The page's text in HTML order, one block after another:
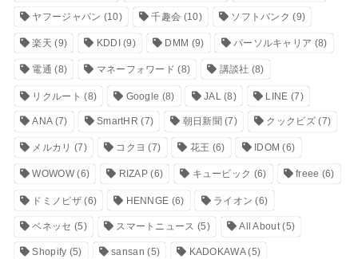
ヤフージャパン (10) 千趣会 (10) ソフトバンク (9)
楽天 (9) KDDI (9) DMM (9) パーソルキャリア (8)
電通 (8) マネーフォワード (8) 講談社 (8)
リクルート (8) Google (8) JAL (8) LINE (7)
ANA(7) SmartHR (7) 朝日新聞 (7) クックビズ(7)
メルカリ (7) コクヨ (7) 花王 (6) IDOM (6)
WOWOW(6) RIZAP (6) キュービック (6) freee (6)
ドミノピザ(6) HENNGE (6) ライオン (6)
ベネッセ (5) スマートニュース (5) All About(5)
Shopify (5) sansan (5) KADOKAWA(5)